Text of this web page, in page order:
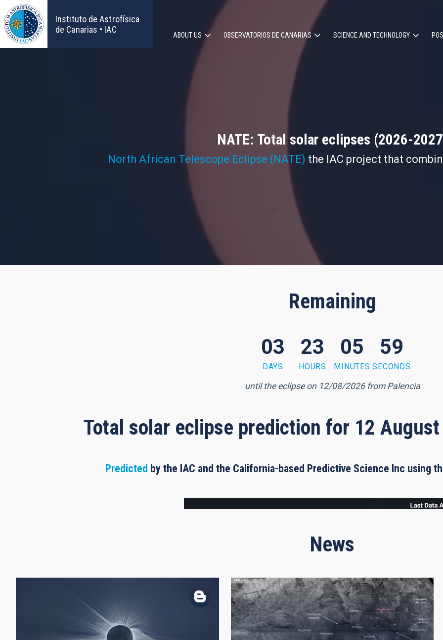
Skip
to
main
content
Instituto de Astrofísica
de Canarias • IAC
Main
navigation
ABOUT US OBSERVATORIOS DE CANARIAS SCIENCE AND TECHNOLOGY
NATE: Total solar eclipses (2026-
North African Telescope Eclipse (NATE) the IAC project that
Remaining
03
DAYS
23
HOURS
05
MINUTES
58
SECONDS
until the eclipse on 12/08/2026 from Palencia
Total solar eclipse prediction for 12
Predicted by the IAC and the California-based Predictive Science Inc using
News